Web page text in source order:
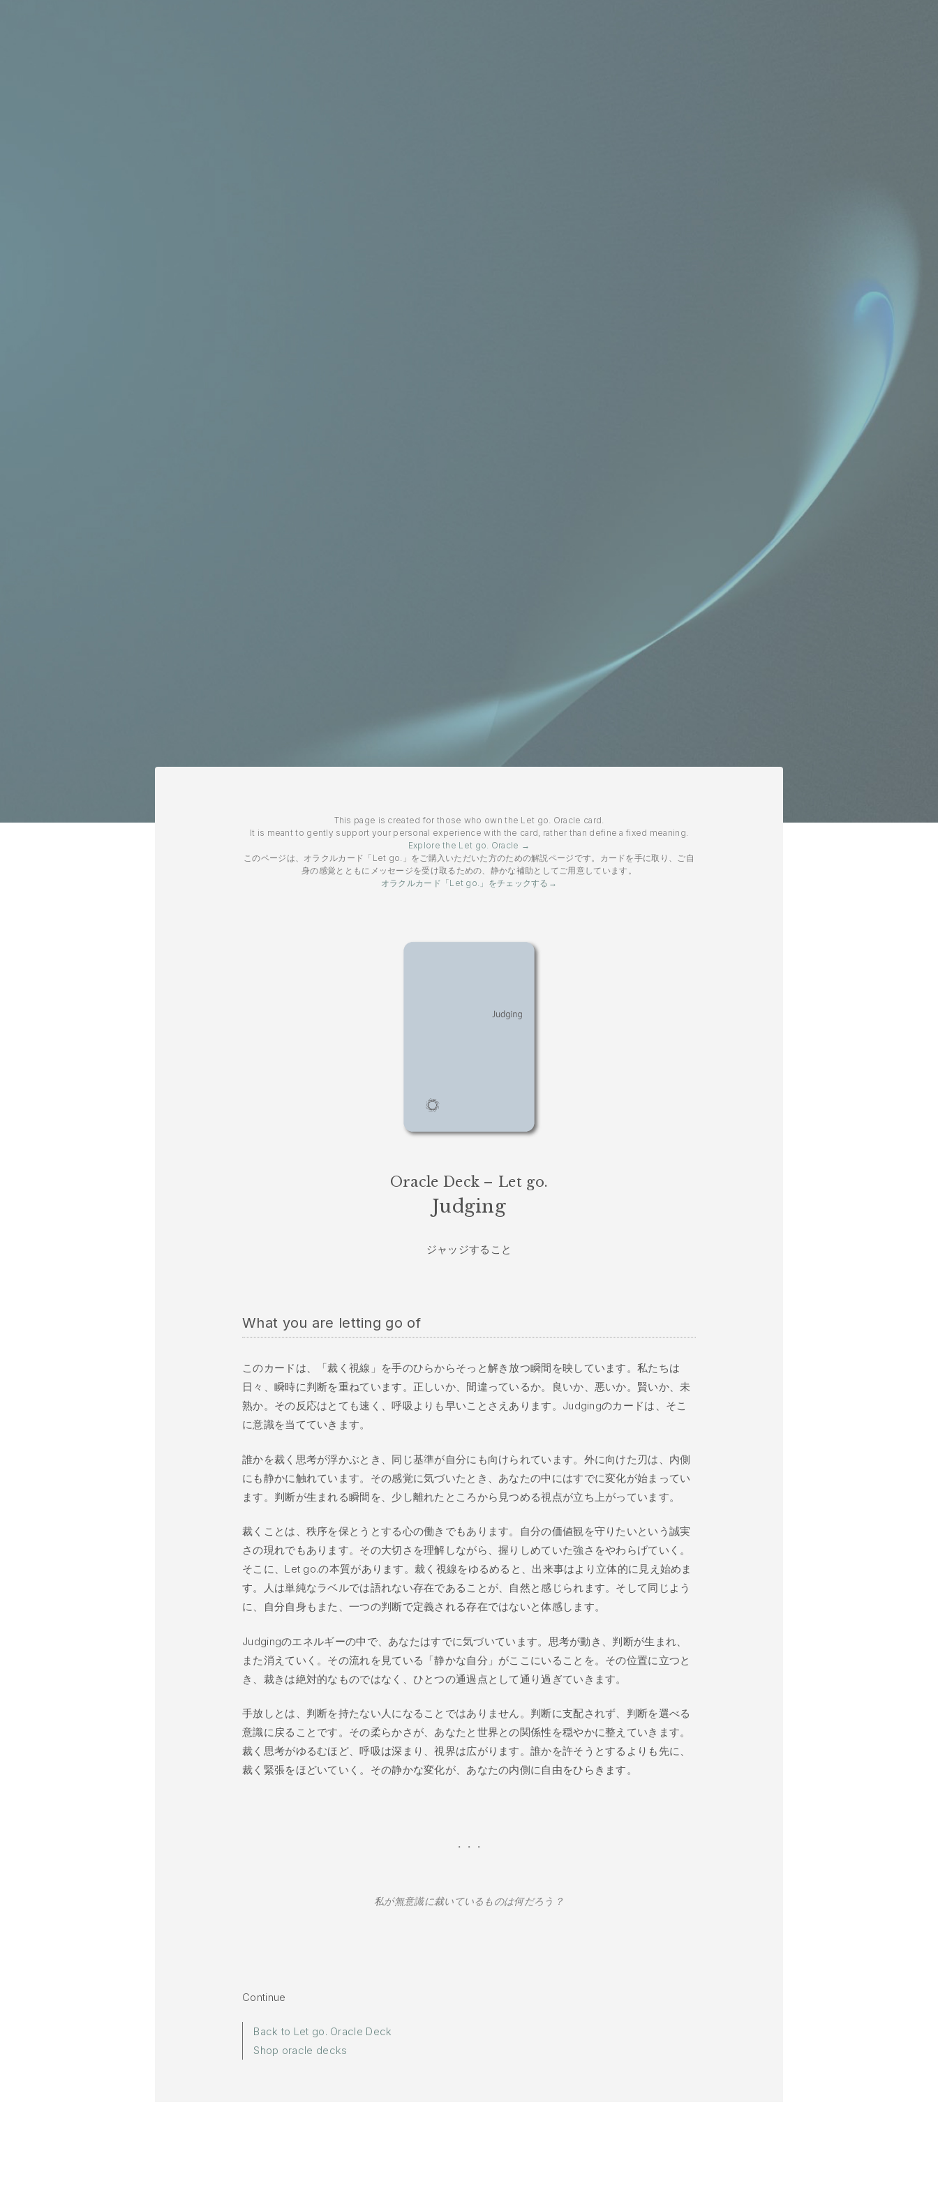
This page is created for those who own the Let go. Oracle card.
It is meant to gently support your personal experience with the card, rather than define a fixed meaning.
Explore the Let go. Oracle →
このページは、オラクルカード「Let go.」をご購入いただいた方のための解説ページです。カードを手に取り、ご自
身の感覚とともにメッセージを受け取るための、静かな補助としてご用意しています。
オラクルカード「Let go.」をチェックする→
Oracle Deck – Let go.
Judging
ジャッジすること
What you are letting go of
このカードは、「裁く視線」を手のひらからそっと解き放つ瞬間を映しています。私たちは
日々、瞬時に判断を重ねています。正しいか、間違っているか。良いか、悪いか。賢いか、未
熟か。その反応はとても速く、呼吸よりも早いことさえあります。Judgingのカードは、そこ
に意識を当てていきます。
誰かを裁く思考が浮かぶとき、同じ基準が自分にも向けられています。外に向けた刃は、内側
にも静かに触れています。その感覚に気づいたとき、あなたの中にはすでに変化が始まってい
ます。判断が生まれる瞬間を、少し離れたところから見つめる視点が立ち上がっています。
裁くことは、秩序を保とうとする心の働きでもあります。自分の価値観を守りたいという誠実
さの現れでもあります。その大切さを理解しながら、握りしめていた強さをやわらげていく。
そこに、Let go.の本質があります。裁く視線をゆるめると、出来事はより立体的に見え始めま
す。人は単純なラベルでは語れない存在であることが、自然と感じられます。そして同じよう
に、自分自身もまた、一つの判断で定義される存在ではないと体感します。
Judgingのエネルギーの中で、あなたはすでに気づいています。思考が動き、判断が生まれ、
また消えていく。その流れを見ている「静かな自分」がここにいることを。その位置に立つと
き、裁きは絶対的なものではなく、ひとつの通過点として通り過ぎていきます。
手放しとは、判断を持たない人になることではありません。判断に支配されず、判断を選べる
意識に戻ることです。その柔らかさが、あなたと世界との関係性を穏やかに整えていきます。
裁く思考がゆるむほど、呼吸は深まり、視界は広がります。誰かを許そうとするよりも先に、
裁く緊張をほどいていく。その静かな変化が、あなたの内側に自由をひらきます。
・・・
私が無意識に裁いているものは何だろう？
Continue
Back to Let go. Oracle Deck
Shop oracle decks